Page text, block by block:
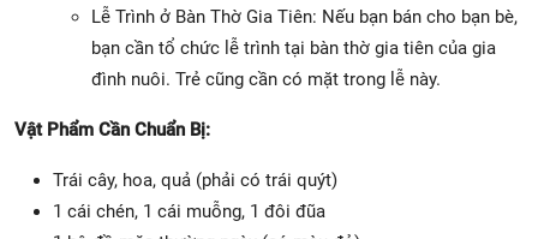
Lễ Trình ở Bàn Thờ Gia Tiên: Nếu bạn bán cho bạn bè,
bạn cần tổ chức lễ trình tại bàn thờ gia tiên của gia
đình nuôi. Trẻ cũng cần có mặt trong lễ này.
Vật Phẩm Cần Chuẩn Bị:
Trái cây, hoa, quả (phải có trái quýt)
1 cái chén, 1 cái muỗng, 1 đôi đũa